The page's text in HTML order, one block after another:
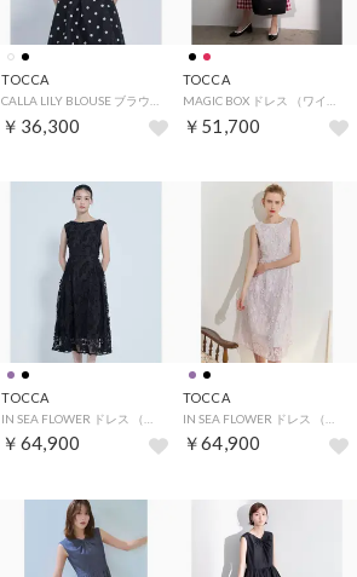
TOCCA
￥36,300
TOCCA
￥51,700
TOCCA
￥64,900
TOCCA
￥64,900